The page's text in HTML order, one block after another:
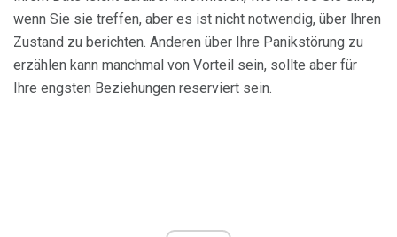
wenn Sie sie treffen, aber es ist nicht notwendig, über Ihren
Zustand zu berichten. Anderen über Ihre Panikstörung zu
erzählen kann manchmal von Vorteil sein, sollte aber für
Ihre engsten Beziehungen reserviert sein.